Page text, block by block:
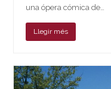
una ópera cómica de…
Llegir més